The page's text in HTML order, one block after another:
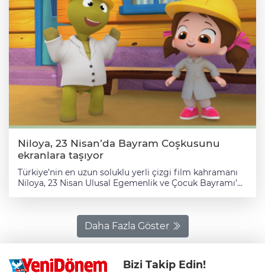
Niloya, 23 Nisan’da Bayram Coşkusunu
ekranlara taşıyor
Türkiye’nin en uzun soluklu yerli çizgi film kahramanı
Niloya, 23 Nisan Ulusal Egemenlik ve Çocuk Bayramı’nı
oyuncaklarıyla çocukların her anında yanında olan çizgi
kahraman, yeni bölümleriyle bayram coşkusunu evlere
ekranlara gelecek olan Niloya ve arkadaşları toplamda
13 bölümden oluşan yeni sezonu ile hem TRT Çocuk
ekranlarında hem de 6 milyondan fazla aboneye sahip
Daha Fazla Göster
Bizi Takip Edin!